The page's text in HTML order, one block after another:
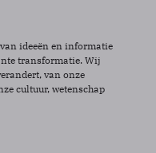
ideeën en informatie
transformatie. Wij
van onze
cultuur, wetenschap